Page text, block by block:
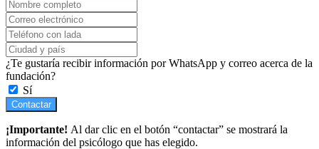
¿Te gustaría recibir información por WhatsApp y correo acerca de la
fundación?
Sí
Contactar
¡Importante! Al dar clic en el botón “contactar” se mostrará la
información del psicólogo que has elegido.